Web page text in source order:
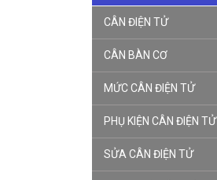
CÂN ĐIỆN TỬ
CÂN BÀN CƠ
MỨC CÂN ĐIỆN TỬ
PHỤ KIỆN CÂN ĐIỆN TỬ
SỬA CÂN ĐIỆN TỬ